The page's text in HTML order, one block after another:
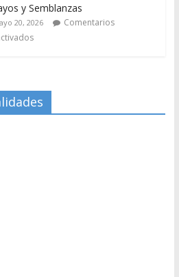
y Semblanzas
20, 2026
Comentarios